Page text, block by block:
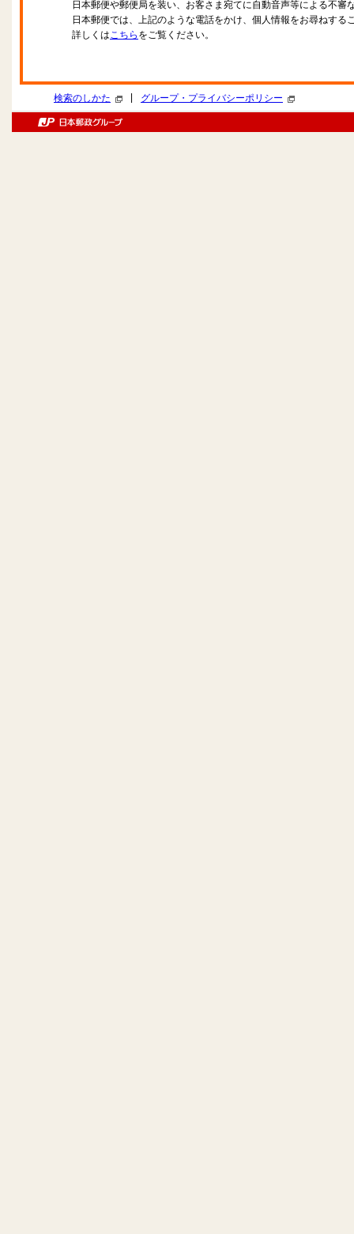
日本郵便や郵便局を装い、お客さま宛てに自動音声等による不審
日本郵便では、上記のような電話をかけ、個人情報をお尋ねする
詳しくはこちら をご覧ください。
検索のしかた グループ・プライバシーポリシー